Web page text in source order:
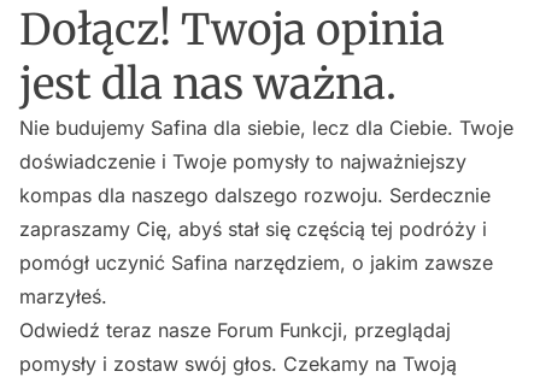
Dołącz! Twoja opinia
jest dla nas ważna.
Nie budujemy Safina dla siebie, lecz dla Ciebie. Twoje
doświadczenie i Twoje pomysły to najważniejszy
kompas dla naszego dalszego rozwoju. Serdecznie
zapraszamy Cię, abyś stał się częścią tej podróży i
pomógł uczynić Safina narzędziem, o jakim zawsze
marzyłeś.
Odwiedź teraz nasze Forum Funkcji, przeglądaj
pomysły i zostaw swój głos. Czekamy na Twoją